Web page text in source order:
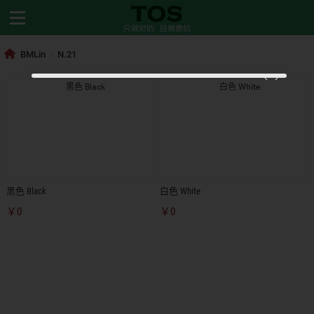
BMLin N.21
黑色 Black
￥0
白色 White
￥0